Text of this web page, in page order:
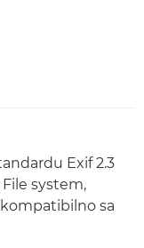
Exif 2.3
system,
sa